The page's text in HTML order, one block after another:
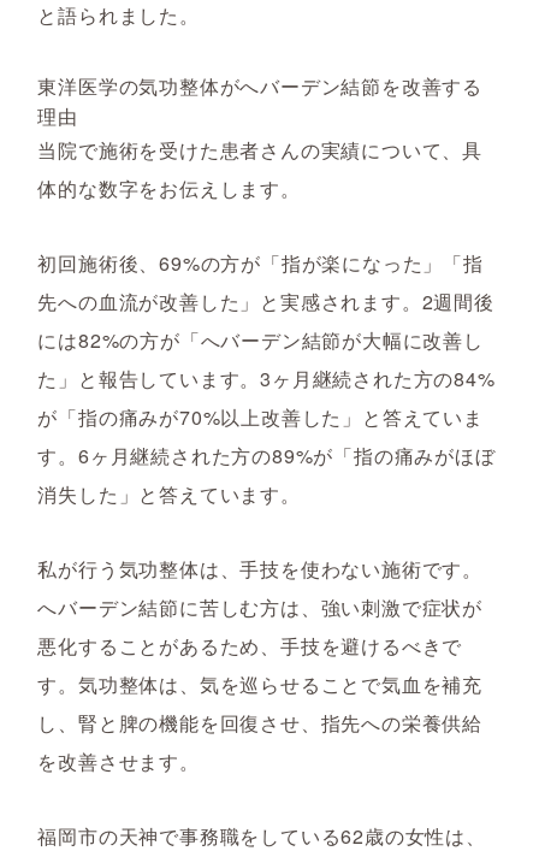
と語られました。
東洋医学の気功整体がへバーデン結節を改善する
理由
当院で施術を受けた患者さんの実績について、具
体的な数字をお伝えします。
初回施術後、69%の方が「指が楽になった」「指
先への血流が改善した」と実感されます。2週間後
には82%の方が「へバーデン結節が大幅に改善し
た」と報告しています。3ヶ月継続された方の84%
が「指の痛みが70%以上改善した」と答えていま
す。6ヶ月継続された方の89%が「指の痛みがほぼ
消失した」と答えています。
私が行う気功整体は、手技を使わない施術です。
へバーデン結節に苦しむ方は、強い刺激で症状が
悪化することがあるため、手技を避けるべきで
す。気功整体は、気を巡らせることで気血を補充
し、腎と脾の機能を回復させ、指先への栄養供給
を改善させます。
福岡市の天神で事務職をしている62歳の女性は、